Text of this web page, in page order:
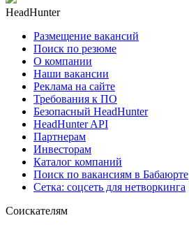
HeadHunter
Размещение вакансий
Поиск по резюме
О компании
Наши вакансии
Реклама на сайте
Требования к ПО
Безопасный HeadHunter
HeadHunter API
Партнерам
Инвесторам
Каталог компаний
Поиск по вакансиям в Бабаюрте
Сетка: соцсеть для нетворкинга
Соискателям